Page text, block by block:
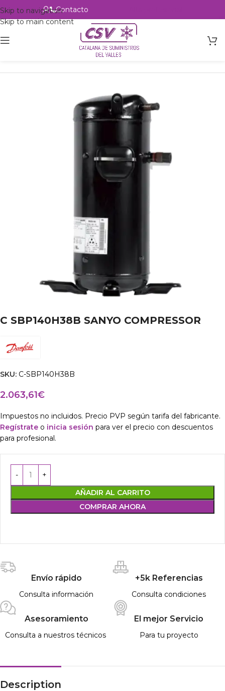
Skip to navigation
Skip to main content
Contacto
Refrigeración Compresores
C SBP140H38B SANYO COMPRESSOR
SKU: C-SBP140H38B
2.063,61€
Impuestos no incluidos. Precio PVP según tarifa del fabricante.
Regístrate o inicia sesión para ver el precio con descuentos
para profesional.
AÑADIR AL CARRITO
COMPRAR AHORA
Envío rápido
Consulta información
+5k Referencias
Consulta condiciones
Asesoramiento
Consulta a nuestros técnicos
El mejor Servicio
Para tu proyecto
Description